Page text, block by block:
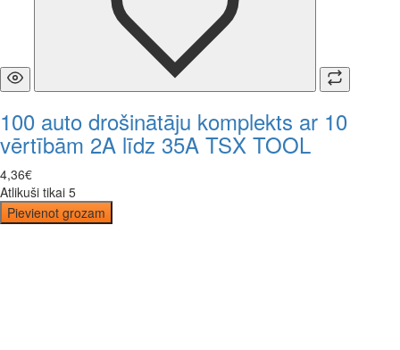
100 auto drošinātāju komplekts ar 10
vērtībām 2A līdz 35A TSX TOOL
4,36€
Atlikuši tikai 5
Pievienot grozam